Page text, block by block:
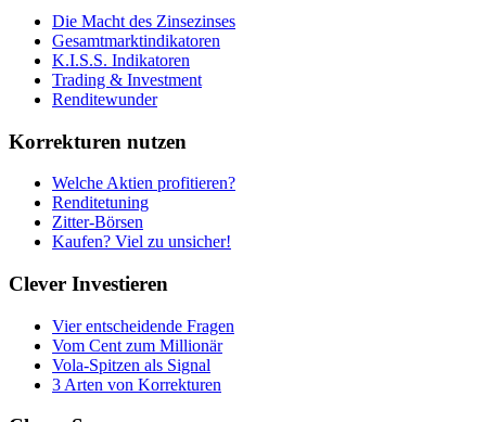
Die Macht des Zinsezinses
Gesamtmarktindikatoren
K.I.S.S. Indikatoren
Trading & Investment
Renditewunder
Korrekturen nutzen
Welche Aktien profitieren?
Renditetuning
Zitter-Börsen
Kaufen? Viel zu unsicher!
Clever Investieren
Vier entscheidende Fragen
Vom Cent zum Millionär
Vola-Spitzen als Signal
3 Arten von Korrekturen